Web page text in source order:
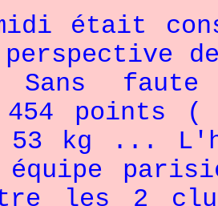
était
Sans
points (
53 kg ...
les 2